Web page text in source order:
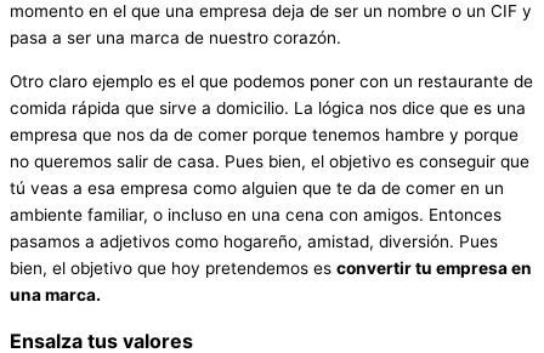
momento en el que una empresa deja de ser un nombre o un CIF y
pasa a ser una marca de nuestro corazón.
Otro claro ejemplo es el que podemos poner con un restaurante de
comida rápida que sirve a domicilio. La lógica nos dice que es una
empresa que nos da de comer porque tenemos hambre y porque
no queremos salir de casa. Pues bien, el objetivo es conseguir que
tú veas a esa empresa como alguien que te da de comer en un
ambiente familiar, o incluso en una cena con amigos. Entonces
pasamos a adjetivos como hogareño, amistad, diversión. Pues
bien, el objetivo que hoy pretendemos es convertir tu empresa en
una marca.
Ensalza tus valores